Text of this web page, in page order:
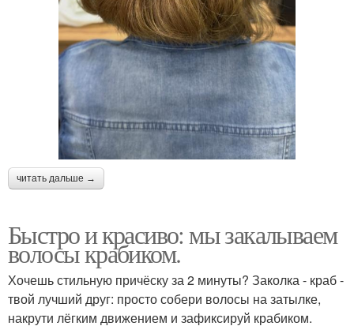
читать дальше →
Быстро и красиво: мы закалываем
волосы крабиком.
Хочешь стильную причёску за 2 минуты? Заколка - краб -
твой лучший друг: просто собери волосы на затылке,
накрути лёгким движением и зафиксируй крабиком.